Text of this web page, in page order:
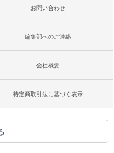
お問い合わせ
編集部へのご連絡
会社概要
特定商取引法に基づく表示